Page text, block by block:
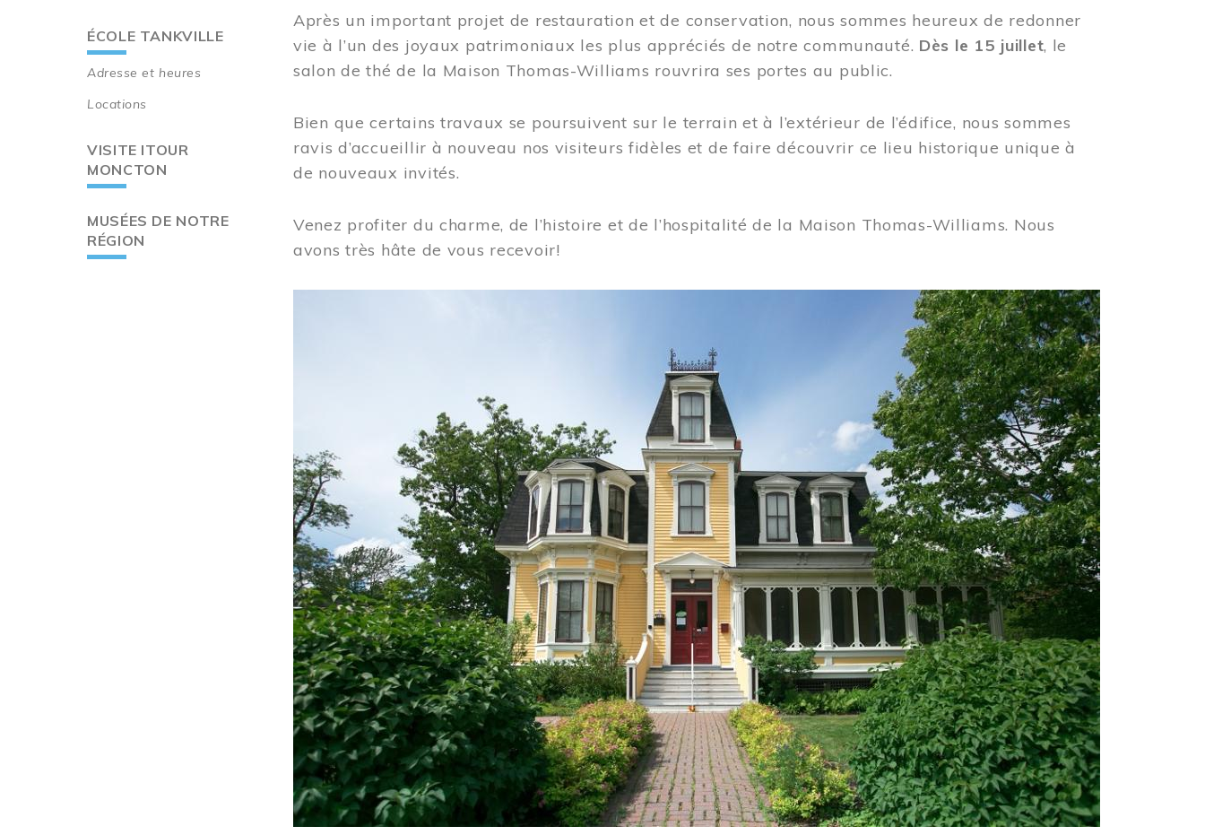
ÉCOLE TANKVILLE
Adresse et heures
Locations
VISITE ITOUR
MONCTON
MUSÉES DE NOTRE
RÉGION
Après un important projet de restauration et de conservation, nous sommes heureux de redonner
vie à l’un des joyaux patrimoniaux les plus appréciés de notre communauté. Dès le 15 juillet, le
salon de thé de la Maison Thomas-Williams rouvrira ses portes au public.
Bien que certains travaux se poursuivent sur le terrain et à l’extérieur de l’édifice, nous sommes
ravis d’accueillir à nouveau nos visiteurs fidèles et de faire découvrir ce lieu historique unique à
de nouveaux invités.
Venez profiter du charme, de l’histoire et de l’hospitalité de la Maison Thomas-Williams. Nous
avons très hâte de vous recevoir!